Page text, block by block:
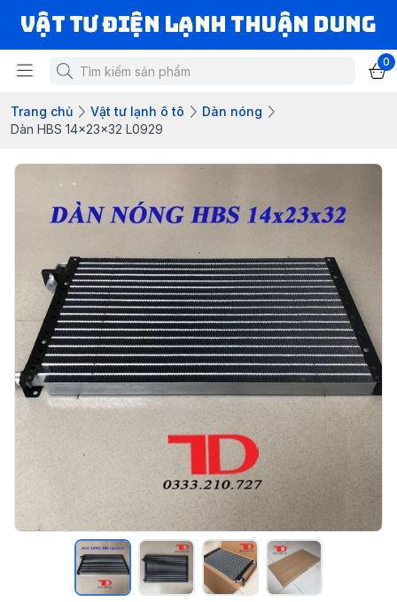
VẬT TƯ ĐIỆN LẠNH THUẬN DUNG
0
Trang chủ Vật tư lạnh ô tô
Dàn nóng
Dàn HBS 14x23x32 L0929